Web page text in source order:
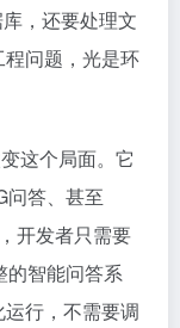
，还要处理文
问题，光是环
这个局面。它
问答、甚至
开发者只需要
的智能问答系
行，不需要调